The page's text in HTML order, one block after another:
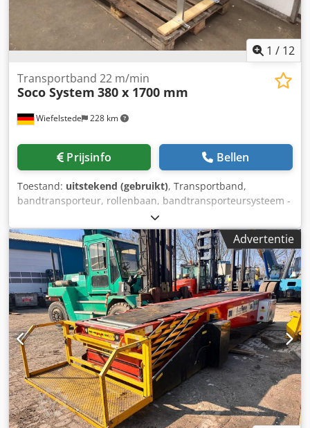
1 / 12
Wiefelstede 228 km
Transportband 22 m/min
Soco System 380 x 1700 mm
Prijsinfo Bellen
Toestand: uitstekend (gebruikt), Transportband,
bandtransporteur, rollenbaan, bandtransporteursysteem -
Fabrikant: Soco, transportband met rollenbaan en
pneumatische uitrusting -Snelheid: 22 m/min -
Bandbreedte: 380 mm -Transportlengte: 740 mm -
Aandrijving: 0,12 kW, zie foto van het typeplaatje -
Rollenbreedte: 365 mm -Rollendiameter: 48 mm -
Rollenafstand: 60 mm -Afzonderlijke componenten: zie
foto's -Afmetingen: 1715/640/H930 mm -Gewicht: 92 kg
Dsdozrvgnopfx Am Reck
Advertentie